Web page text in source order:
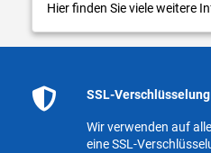
Hier finden Sie viele weitere
SSL-Verschlüsselung
Wir verwenden auf
eine SSL-